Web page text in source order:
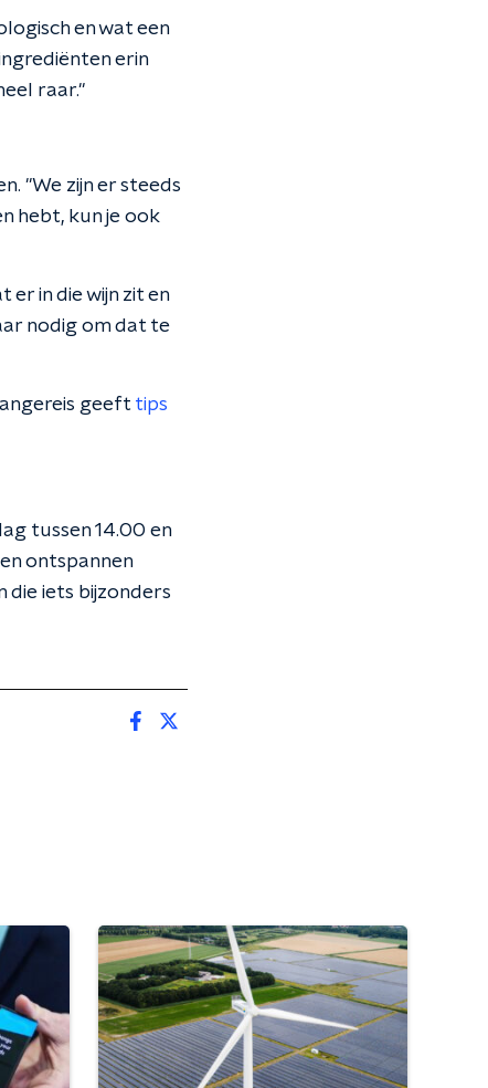
en wat een
erin
raar."
"We zijn er steeds
hebt, kun je ook
in die wijn zit en
nodig om dat te
geeft tips
tussen 14.00 en
ontspannen
die iets bijzonders